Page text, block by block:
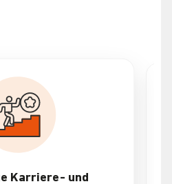
Karriere- und